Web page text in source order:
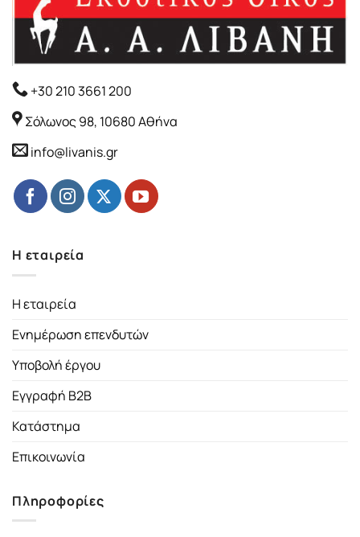
+30 210 3661 200
Σόλωνος 98, 10680 Αθήνα
info@livanis.gr
Η εταιρεία
Η εταιρεία
Ενημέρωση επενδυτών
Υποβολή έργου
Εγγραφή B2B
Κατάστημα
Επικοινωνία
Πληροφορίες